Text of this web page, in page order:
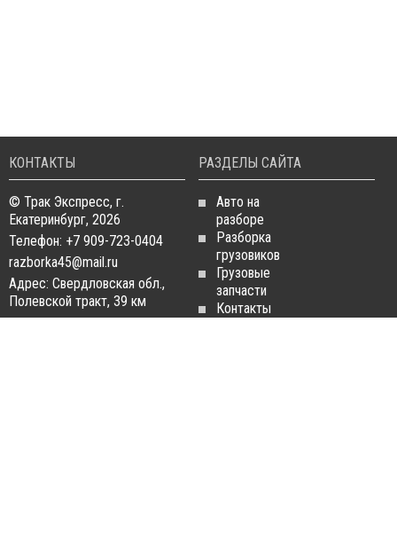
КОНТАКТЫ
© Трак Экспресс, г.
Екатеринбург, 2026
Телефон: +7 909-723-0404
razborka45@mail.ru
Адрес: Свердловская обл.,
Полевской тракт, 39 км
РАЗДЕЛЫ САЙТА
Авто на
разборе
Разборка
грузовиков
Грузовые
запчасти
Контакты